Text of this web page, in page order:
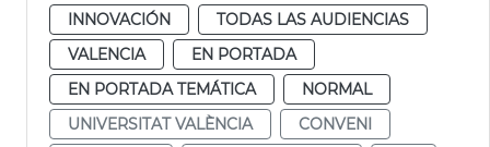
INNOVACIÓN
TODAS LAS AUDIENCIAS
VALENCIA
EN PORTADA
EN PORTADA TEMÁTICA
NORMAL
UNIVERSITAT VALÈNCIA
CONVENI